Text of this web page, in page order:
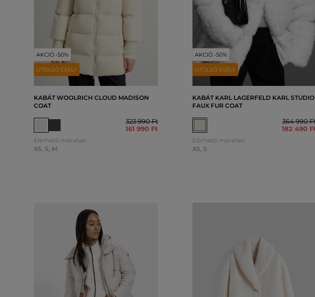
AKCIÓ -50%
UTOLSÓ ESÉLY
KABÁT WOOLRICH CLOUD MADISON
COAT
323 990 Ft
161 990 Ft
Elérhető méretek:
XS, S, M
AKCIÓ -50%
UTOLSÓ ESÉLY
KABÁT KARL LAGERFELD KARL STUDIO
FAUX FUR COAT
364 990
182 490
Elérhető méretek:
XS, S